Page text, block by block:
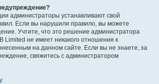
администраторы устанавливают свой
Если вы нарушили правило, вы можете
Учтите, что это решение администратора
Limited не имеет никакого отношения к
на данном сайте. Если вы не знаете, за
свяжитесь с администратором